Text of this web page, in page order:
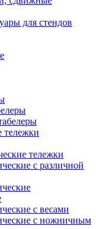
для стендов
тележки
тележки
с различной
с весами
с ножничным